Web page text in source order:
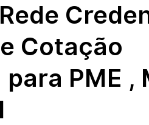
Cotação
PME ,